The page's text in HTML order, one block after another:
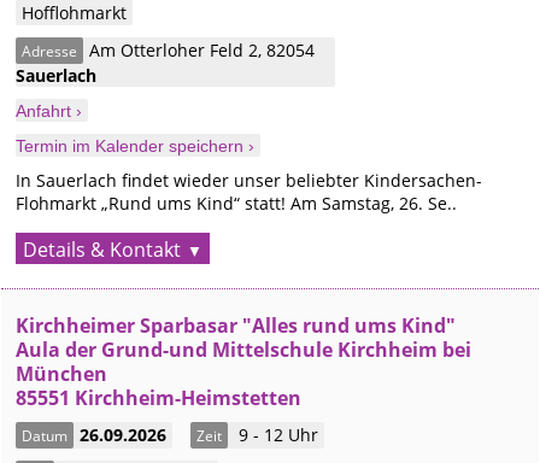
Hofflohmarkt
Adresse Am Otterloher Feld 2,82054
Sauerlach
Anfahrt ›
Termin im Kalender speichern ›
In Sauerlach findet wieder unser beliebter Kindersachen-
Flohmarkt „Rund ums Kind“ statt! Am Samstag, 26. Se..
Details & Kontakt
Kirchheimer Sparbasar "Alles rund ums Kind"
Aula der Grund-und Mittelschule Kirchheim bei
München
85551 Kirchheim-Heimstetten
Datum 26.09.2026 Zeit 9 - 12 Uhr